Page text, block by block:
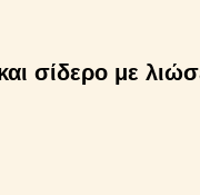
σίδερο με